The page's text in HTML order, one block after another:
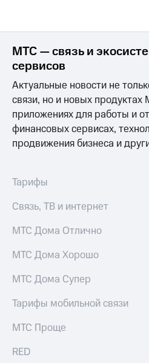
МТС — связь и
сервисов
Актуальные новости не
связи, но и новых
приложениях для работы и
финансовых сервисах,
продвижения бизнеса и
Тарифы
Связь, ТВ и интернет
МТС Дома Отлично
МТС Дома Хорошо
МТС Дома Супер
Тарифы мобильной связи
МТС Проще
RED